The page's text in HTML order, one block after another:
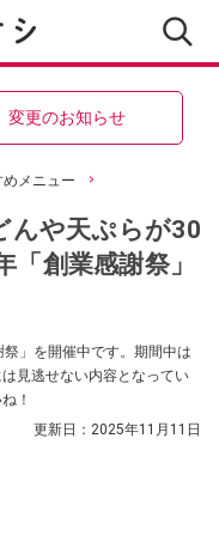
変更のお知らせ
メニュー
んや天ぷらが30
創業感謝祭」
」を開催中です。期間中は
見逃せない内容となってい
！
更新日： 2025年11月11日